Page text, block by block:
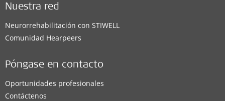
Nuestra red
Neurorrehabilitación con STIWELL
Comunidad Hearpeers
Póngase en contacto
Oportunidades profesionales
Contáctenos